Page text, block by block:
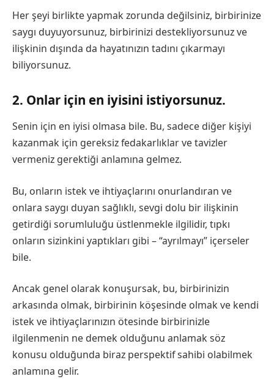
Her şeyi birlikte yapmak zorunda değilsiniz, birbirinize
saygı duyuyorsunuz, birbirinizi destekliyorsunuz ve
ilişkinin dışında da hayatınızın tadını çıkarmayı
biliyorsunuz.
2. Onlar için en iyisini istiyorsunuz.
Senin için en iyisi olmasa bile. Bu, sadece diğer kişiyi
kazanmak için gereksiz fedakarlıklar ve tavizler
vermeniz gerektiği anlamına gelmez.
Bu, onların istek ve ihtiyaçlarını onurlandıran ve
onlara saygı duyan sağlıklı, sevgi dolu bir ilişkinin
getirdiği sorumluluğu üstlenmekle ilgilidir, tıpkı
onların sizinkini yaptıkları gibi – “ayrılmayı” içerseler
bile.
Ancak genel olarak konuşursak, bu, birbirinizin
arkasında olmak, birbirinin köşesinde olmak ve kendi
istek ve ihtiyaçlarınızın ötesinde birbirinizle
ilgilenmenin ne demek olduğunu anlamak söz
konusu olduğunda biraz perspektif sahibi olabilmek
anlamına gelir.